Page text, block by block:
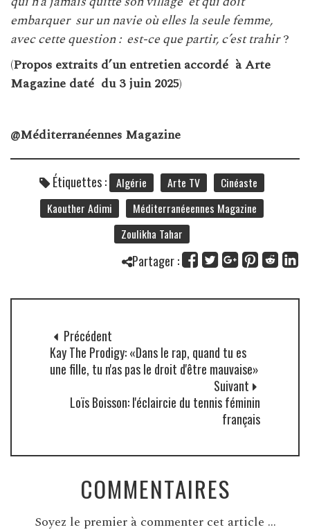
embarquer sur un navie où elles la seule femme,
avec cette question : est-ce que partir, c’est trahir?
(Propos extraits d’un entretien accordé à Arte
Magazine daté du 3 juin 2025)
@Méditerranéennes Magazine
Étiquettes : Algérie Arte TV
Cinéaste
Kaouther Adimi
Méditerranéeennes Magazine
Zoulikha Tahar
Partager :
Précédent
Kay The Prodigy: «Dans le rap, quand tu es
une fille, tu n'as pas le droit d'être mauvaise»
Suivant
Loïs Boisson: l'éclaircie du tennis féminin
français
COMMENTAIRES
Soyez le premier à commenter cet article ...